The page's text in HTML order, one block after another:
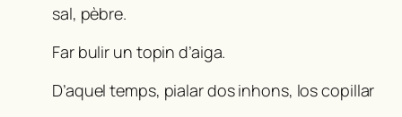
sal, pèbre.
Far bulir un topin d’aiga.
D’aquel temps, pialar dos inhons, los copillar